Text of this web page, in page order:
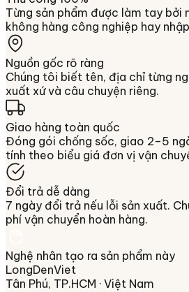
Từng sản phẩm được làm tay bởi
không hàng công nghiệp hay
Nguồn gốc rõ ràng
Chúng tôi biết tên, địa chỉ từng
xuất xứ và câu chuyện riêng.
Giao hàng toàn quốc
Đóng gói chống sốc, giao 2–5
tính theo biểu giá đơn vị vận
Đổi trả dễ dàng
7 ngày đổi trả nếu lỗi sản xuất.
phí vận chuyển hoàn hàng.
Nghệ nhân tạo ra sản phẩm này
LongDenViet
Tân Phú, TP.HCM · Việt Nam